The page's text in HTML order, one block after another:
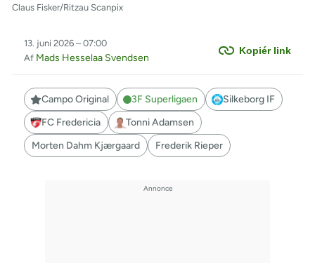
Claus Fisker/Ritzau Scanpix
Kopiér link
13. juni 2026 – 07:00
Af Mads Hesselaa Svendsen
Campo Original 3F Superligaen
Silkeborg IF
FC Fredericia
Tonni Adamsen
Morten Dahm Kjærgaard
Frederik Rieper